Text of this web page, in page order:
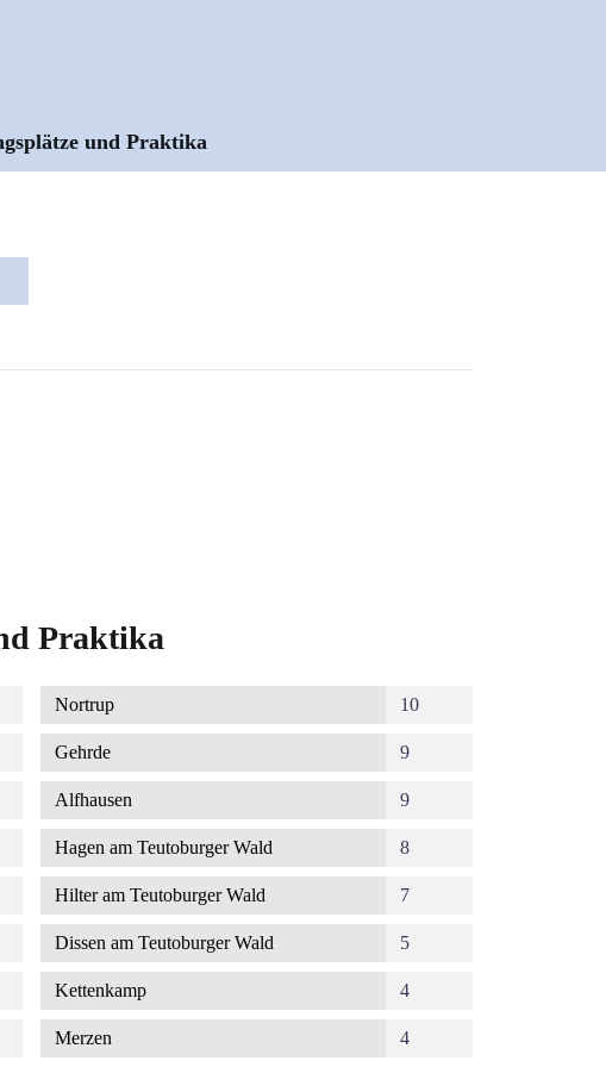
und Praktika
Praktika
Nortrup 10
Gehrde 9
Alfhausen 9
Hagen am Teutoburger Wald 8
Hilter am Teutoburger Wald 7
Dissen am Teutoburger Wald 5
Kettenkamp 4
Merzen 4